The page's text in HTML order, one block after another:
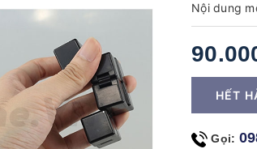
Nội dung
HẾT
Gọi: